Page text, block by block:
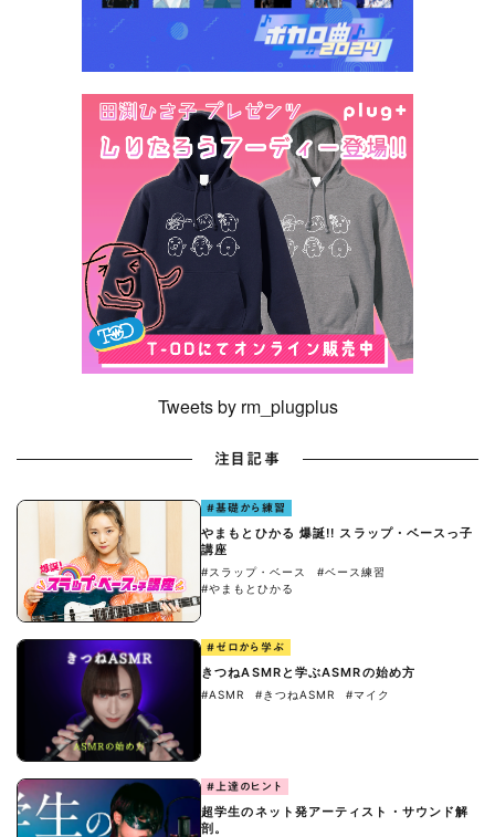
Tweets by rm_plugplus
注目記事
#基礎から練習
やまもとひかる 爆誕!! スラップ・ベースっ子
講座
#スラップ・ベース
#ベース練習
#やまもとひかる
#ゼロから学ぶ
きつねASMRと学ぶASMRの始め方
#ASMR #きつねASMR #マイク
#上達のヒント
超学生のネット発アーティスト・サウンド解
剖。